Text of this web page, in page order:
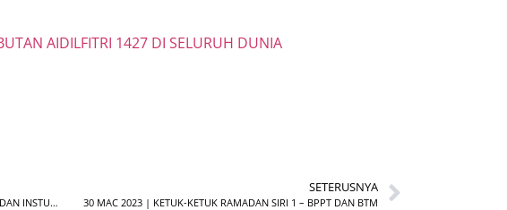
AIDILFITRI 1427 DI SELURUH DUNIA
LAPORAN MAJLIS PELANCARAN PROGRAM IHYA RAMADAN INSTUN 2023 / 1444H
SETERUSNYA
30 MAC 2023 | KETUK-KETUK RAMADAN SIRI 1 – BPPT DAN BTM